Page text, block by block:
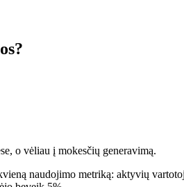
o vėliau į mokesčių generavimą.
naudojimo metriką: aktyvių